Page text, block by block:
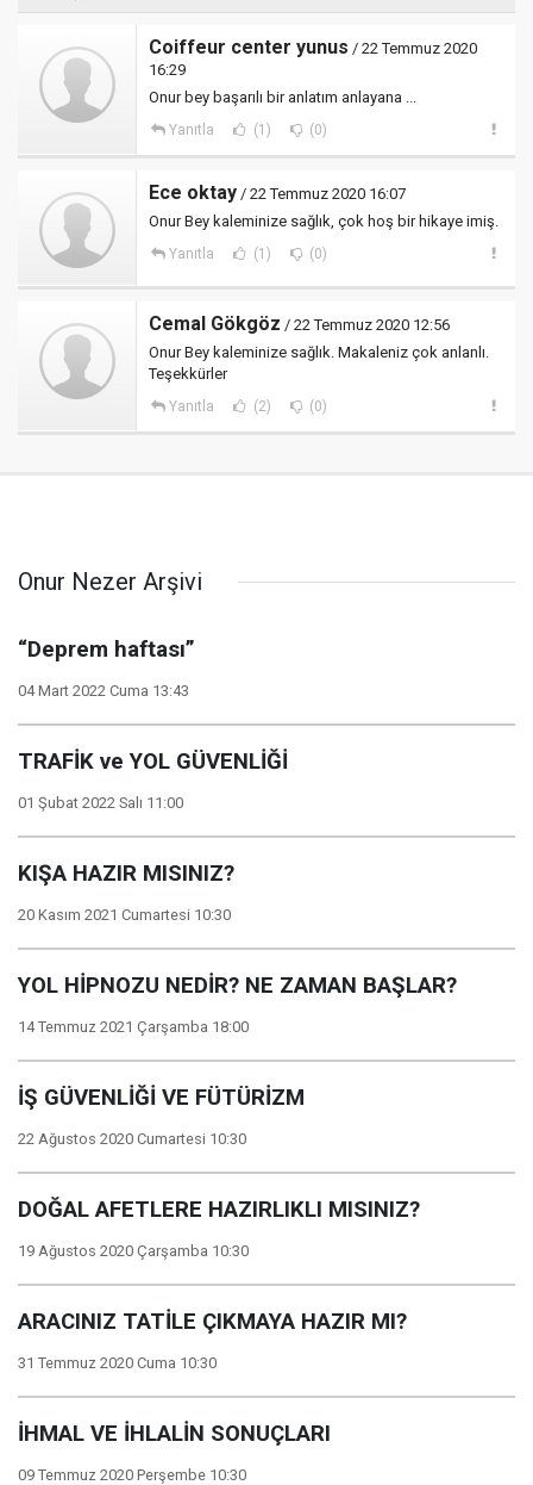
Coiffeur center yunus / 22 Temmuz 2020
16:29
Onur bey başarılı bir anlatım anlayana ...
Yanıtla (1) (0)
Ece oktay / 22 Temmuz 2020 16:07
Onur Bey kaleminize sağlık, çok hoş bir hikaye imiş.
Yanıtla (1) (0)
Cemal Gökgöz / 22 Temmuz 2020 12:56
Onur Bey kaleminize sağlık. Makaleniz çok anlanlı.
Teşekkürler
Yanıtla (2) (0)
Onur Nezer Arşivi
“Deprem haftası”
04 Mart 2022 Cuma 13:43
TRAFİK ve YOL GÜVENLİĞİ
01 Şubat 2022 Salı 11:00
KIŞA HAZIR MISINIZ?
20 Kasım 2021 Cumartesi 10:30
YOL HİPNOZU NEDİR? NE ZAMAN BAŞLAR?
14 Temmuz 2021 Çarşamba 18:00
İŞ GÜVENLİĞİ VE FÜTÜRİZM
22 Ağustos 2020 Cumartesi 10:30
DOĞAL AFETLERE HAZIRLIKLI MISINIZ?
19 Ağustos 2020 Çarşamba 10:30
ARACINIZ TATİLE ÇIKMAYA HAZIR MI?
31 Temmuz 2020 Cuma 10:30
İHMAL VE İHLALİN SONUÇLARI
09 Temmuz 2020 Perşembe 10:30